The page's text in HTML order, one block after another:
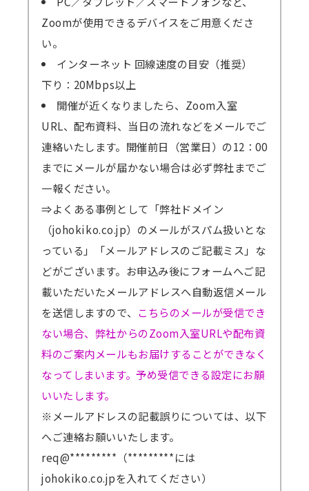
Zoomが使用できるデバイスをご用意くださ
い。
インターネット 回線速度の目安（推奨）
下り：20Mbps以上
開催が近くなりましたら、Zoom入室
URL、配布資料、当日の流れなどをメールでご
連絡いたします。開催前日（営業日）の12：00
までにメールが届かない場合は必ず弊社までご
一報ください。
⇒よくある事例として「弊社ドメイン
（johokiko.co.jp）のメールがスパム扱いとな
っている」「メールアドレスのご記載ミス」な
どがございます。お申込み後にフォームへご記
載いただいたメールアドレスへ自動返信メール
を送信しますので、 こちらのメールが受信でき
ない場合、弊社からのZoom入室URLや配布資
料のご案内メールもお届けすることができなく
なってしまいます。予め受信できる設定にお願
いいたします。
※メールアドレスの記載誤りについては、以下
へご連絡お願いいたします。
req@*********（*********には
johokiko.co.jpを入れてください）